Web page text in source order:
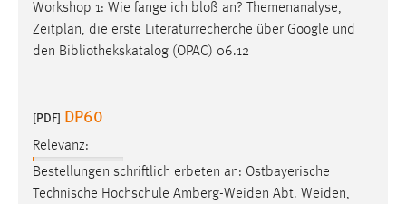
Workshop 1: Wie fange ich bloß an? Themenanalyse,
Zeitplan, die erste Literaturrecherche über Google und
den Bibliothekskatalog (OPAC) 06.12
[PDF] DP60
Relevanz:
Bestellungen schriftlich erbeten an: Ostbayerische
Technische Hochschule Amberg-Weiden Abt. Weiden,
EXTERNE MEDIEN
Um Inhalte von Videoplattformen und Social Media
Plattformen anzeigen zu können, werden von diesen
YouTube
Vimeo